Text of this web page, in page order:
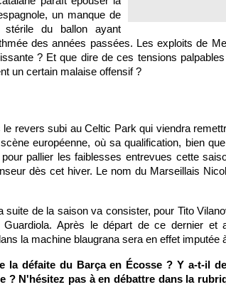
un manque de
du ballon ayant
des années passées. Les exploits de
? Et que dire de ces tensions
un certain malaise offensif ?
revers subi au Celtic Park qui viendra
européenne, où sa qualification, bien
pallier les faiblesses entrevues cette
dès cet hiver. Le nom du Marseillais
suite de la saison va consister, pour Tito
Après le départ de ce dernier et
la machine blaugrana sera en effet imputée
la défaite du Barça en Écosse ? Y a-t-il
? N'hésitez pas à en débattre dans la